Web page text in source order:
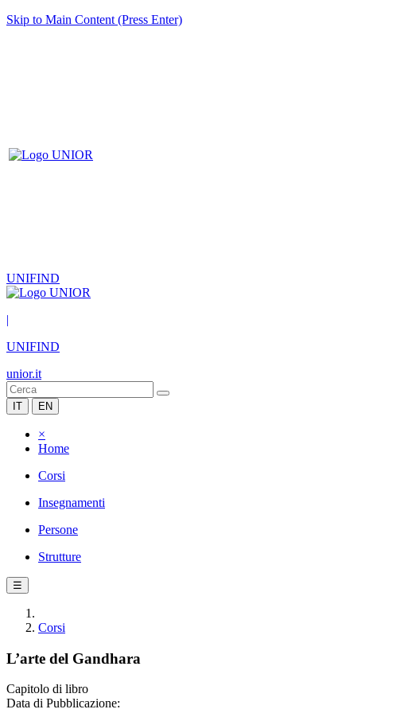
Skip to Main Content (Press Enter)
UNIFIND
|
UNIFIND
unior.it
IT EN
×
Home
Corsi
Insegnamenti
Persone
Strutture
☰
Corsi
L’arte del Gandhara
Capitolo di libro
Data di Pubblicazione: